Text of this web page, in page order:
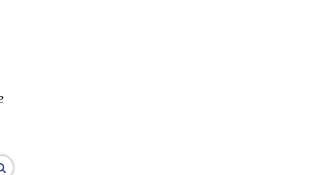
vergroot afbeeldingen